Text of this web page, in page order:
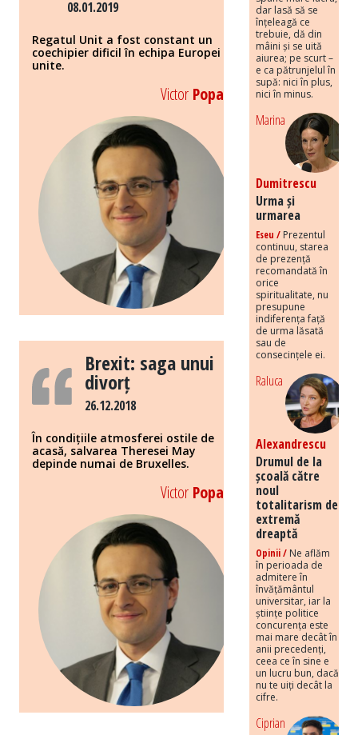
08.01.2019
Regatul Unit a fost constant un
coechipier dificil în echipa Europei
unite.
Victor Popa
Brexit: saga unui
divorț
26.12.2018
În condițiile atmosferei ostile de
acasă, salvarea Theresei May
depinde numai de Bruxelles.
Victor Popa
dar lasă să se
înțeleagă ce
trebuie, dă din
mâini și se uită
aiurea; pe scurt –
e ca pătrunjelul în
supă: nici în plus,
nici în minus.
Marina
Dumitrescu
Urma și
urmarea
Eseu / Prezentul
continuu, starea
de prezență
recomandată în
orice
spiritualitate, nu
presupune
indiferența față
de urma lăsată
sau de
consecințele ei.
Raluca
Alexandrescu
Drumul de la
școală către
noul
totalitarism de
extremă
dreaptă
Opinii / Ne aflăm
în perioada de
admitere în
învățământul
universitar, iar la
științe politice
concurența este
mai mare decât în
anii precedenți,
ceea ce în sine e
un lucru bun, dacă
nu te uiți decât la
cifre.
Ciprian